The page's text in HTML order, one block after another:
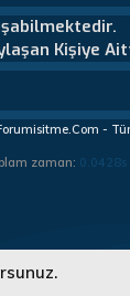
Kişiye
-
zaman 0.0428s